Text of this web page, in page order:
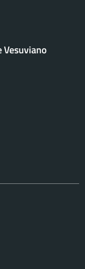
Vesuviano